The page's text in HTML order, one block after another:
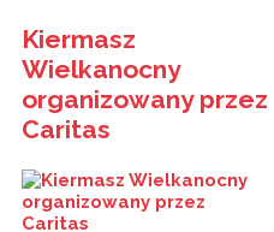
Kiermasz
Wielkanocny
organizowany przez
Caritas